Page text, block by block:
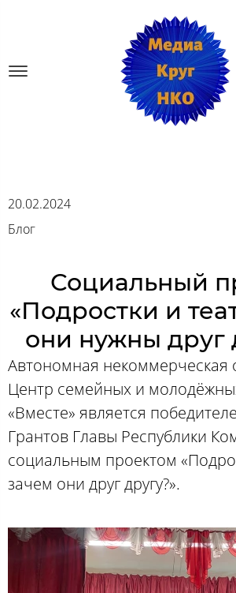
20.02.2024
Блог
Социальный
«Подростки и
они нужны друг
Автономная некоммерческая
Центр семейных и
«Вместе» является
Грантов Главы Республики
социальным проектом
зачем они друг другу?».